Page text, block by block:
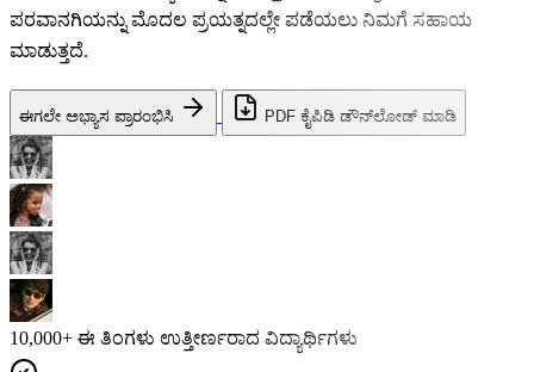
ಪರವಾನಗಿಯನ್ನು ಮೊದಲ ಪ್ರಯತ್ನದಲ್ಲೇ ಪಡೆಯಲು ನಿಮಗೆ ಸಹಾಯ
ಮಾಡುತ್ತದೆ.
ಈಗಲೇ ಅಭ್ಯಾಸ ಪ್ರಾರಂಭಿಸಿ PDF ಕೈಪಿಡಿ ಡೌನ್‌ಲೋಡ್ ಮಾಡಿ
10,000+ ಈ ತಿಂಗಳು ಉತ್ತೀರ್ಣರಾದ ವಿದ್ಯಾರ್ಥಿಗಳು